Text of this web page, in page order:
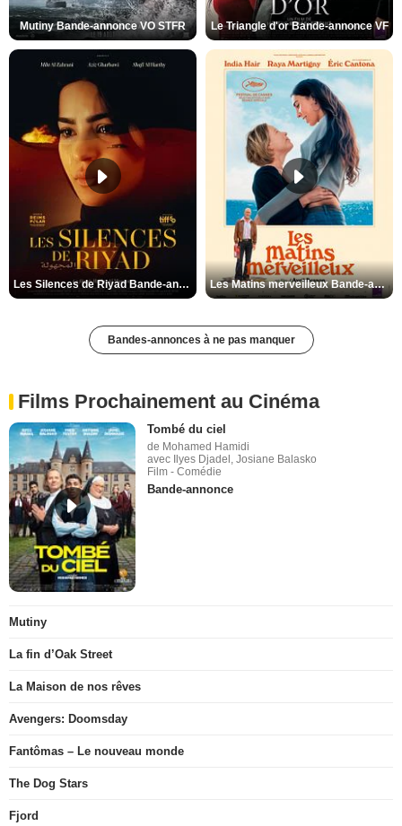
Mutiny Bande-annonce VO STFR Le Triangle d'or Bande-annonce VF
Les Silences de Riyad Bande-annonce VO STFR Les Matins merveilleux Bande-annonce VF
Bandes-annonces à ne pas manquer
Films Prochainement au Cinéma
Tombé du ciel
de Mohamed Hamidi
avec Ilyes Djadel, Josiane Balasko
Film - Comédie
Bande-annonce
Mutiny
La fin d’Oak Street
La Maison de nos rêves
Avengers: Doomsday
Fantômas – Le nouveau monde
The Dog Stars
Fjord